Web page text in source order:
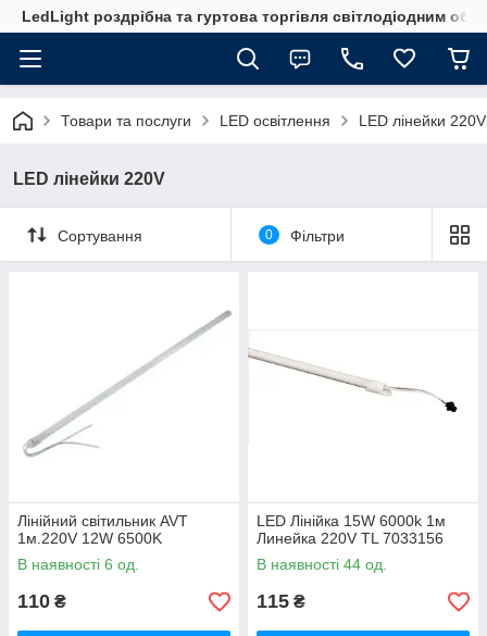
LedLight роздрiбна та гуртова торгiвля свiтлодiодним
Товари та послуги LED освітлення LED лінейки 220V
LED лінейки 220V
Сортування 0 Фільтри
Лінійний світильник AVT
1м.220V 12W 6500K
В наявності 6 од.
110 ₴
LED Лінійка 15W 6000k 1м
Линейка 220V TL 7033156
В наявності 44 од.
115 ₴